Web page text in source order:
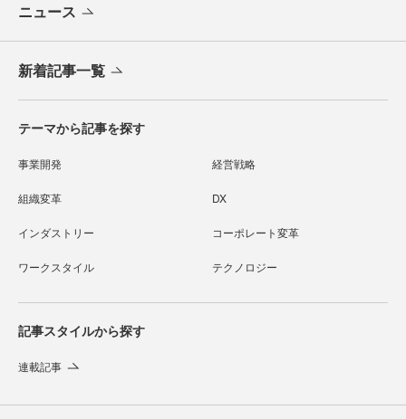
ニュース
新着記事一覧
テーマから記事を探す
事業開発 経営戦略
組織変革 DX
インダストリー コーポレート変革
ワークスタイル テクノロジー
記事スタイルから探す
連載記事